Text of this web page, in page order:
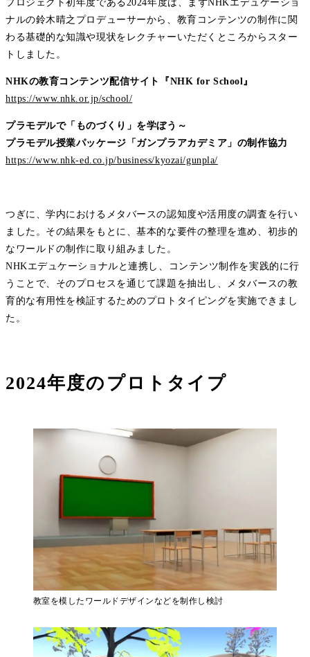
プロジェクト初年度である2024年度は、まずNHKエデュケーショ
ナルの鈴木晴之プロデューサーから、教育コンテンツの制作に関
わる基礎的な知識や現状をレクチャーいただくところからスター
トしました。
NHKの教育コンテンツ配信サイト『NHK for School』
https://www.nhk.or.jp/school/
プラモデルで「ものづくり」を学ぼう～
プラモデル授業パッケージ「ガンプラアカデミア」の制作協力
https://www.nhk-ed.co.jp/business/kyozai/gunpla/
つぎに、学内におけるメタバースの認知度や活用度の調査を行い
ました。その結果をもとに、基本的な要件の整理を進め、初歩的
なワールドの制作に取り組みました。
NHKエデュケーショナルと連携し、コンテンツ制作を実践的に行
うことで、そのプロセスを通じて課題を抽出し、メタバースの教
育的な有用性を検証するためのプロトタイピングを実施できまし
た。
2024年度のプロトタイプ
教室を模したワールドデザインなどを制作し検討